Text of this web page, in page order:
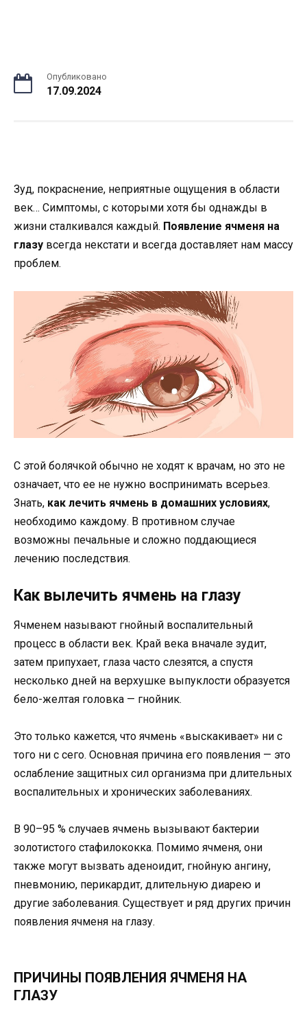
Опубликовано
17.09.2024
Зуд, покраснение, неприятные ощущения в области
век… Симптомы, с которыми хотя бы однажды в
жизни сталкивался каждый. Появление ячменя на
глазу всегда некстати и всегда доставляет нам массу
проблем.
С этой болячкой обычно не ходят к врачам, но это не
означает, что ее не нужно воспринимать всерьез.
Знать, как лечить ячмень в домашних условиях,
необходимо каждому. В противном случае
возможны печальные и сложно поддающиеся
лечению последствия.
Как вылечить ячмень на глазу
Ячменем называют гнойный воспалительный
процесс в области век. Край века вначале зудит,
затем припухает, глаза часто слезятся, а спустя
несколько дней на верхушке выпуклости образуется
бело-желтая головка — гнойник.
Это только кажется, что ячмень «выскакивает» ни с
того ни с сего. Основная причина его появления — это
ослабление защитных сил организма при длительных
воспалительных и хронических заболеваниях.
В 90–95 % случаев ячмень вызывают бактерии
золотистого стафилококка. Помимо ячменя, они
также могут вызвать аденоидит, гнойную ангину,
пневмонию, перикардит, длительную диарею и
другие заболевания. Существует и ряд других причин
появления ячменя на глазу.
ПРИЧИНЫ ПОЯВЛЕНИЯ ЯЧМЕНЯ НА
ГЛАЗУ